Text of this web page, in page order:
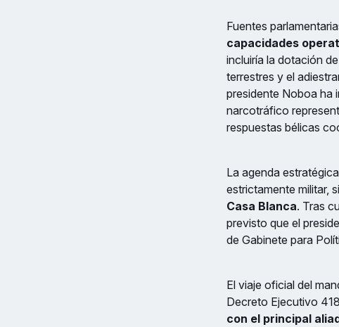
Fuentes
capacidades
incluiría la dotación
terrestres y el
presidente Noboa ha
narcotráfico
respuestas bélicas
La agenda
estrictamente militar,
Casa Blanca. Tras
previsto que el
de Gabinete para
El viaje oficial del
Decreto Ejecutivo
con el principal